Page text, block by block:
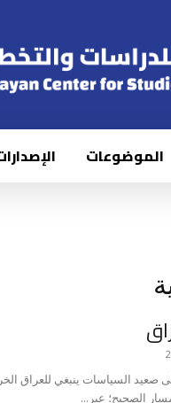
الموضوعات
صعيد السياسات ينبغي للعراق
الصحيح؛ عبر...